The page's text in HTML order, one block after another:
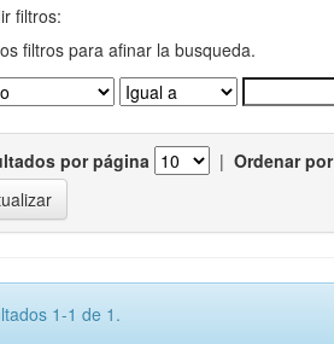
filtros:
filtros para afinar la busqueda.
por página | Ordenar por
1-1 de 1.